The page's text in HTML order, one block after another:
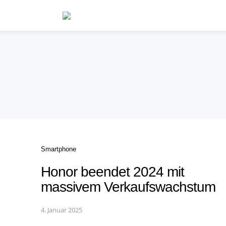
Categories
Smartphone
Honor beendet 2024 mit
massivem Verkaufswachstum
4. Januar 2025